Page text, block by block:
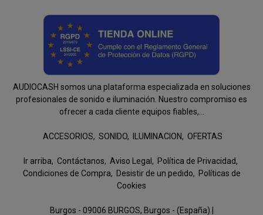
AUDIOCASH somos una plataforma especializada en soluciones
profesionales de sonido e iluminación. Nuestro compromiso es
ofrecer a cada cliente equipos fiables,...
ACCESORIOS SONIDO ILUMINACION OFERTAS
Ir arriba Contáctanos Aviso Legal
Política de Privacidad
Condiciones de Compra
Desistir de un pedido
Políticas de
Cookies
Burgos - 09006 BURGOS, Burgos - (España) |